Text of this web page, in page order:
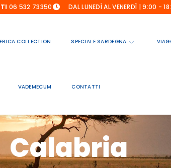
06 532 73350 DAL LUNEDÌ AL VENERDÌ | 9:00 -
COLLECTION SPECIALE SARDEGNA
VADEMECUM CONTATTI
Calabria